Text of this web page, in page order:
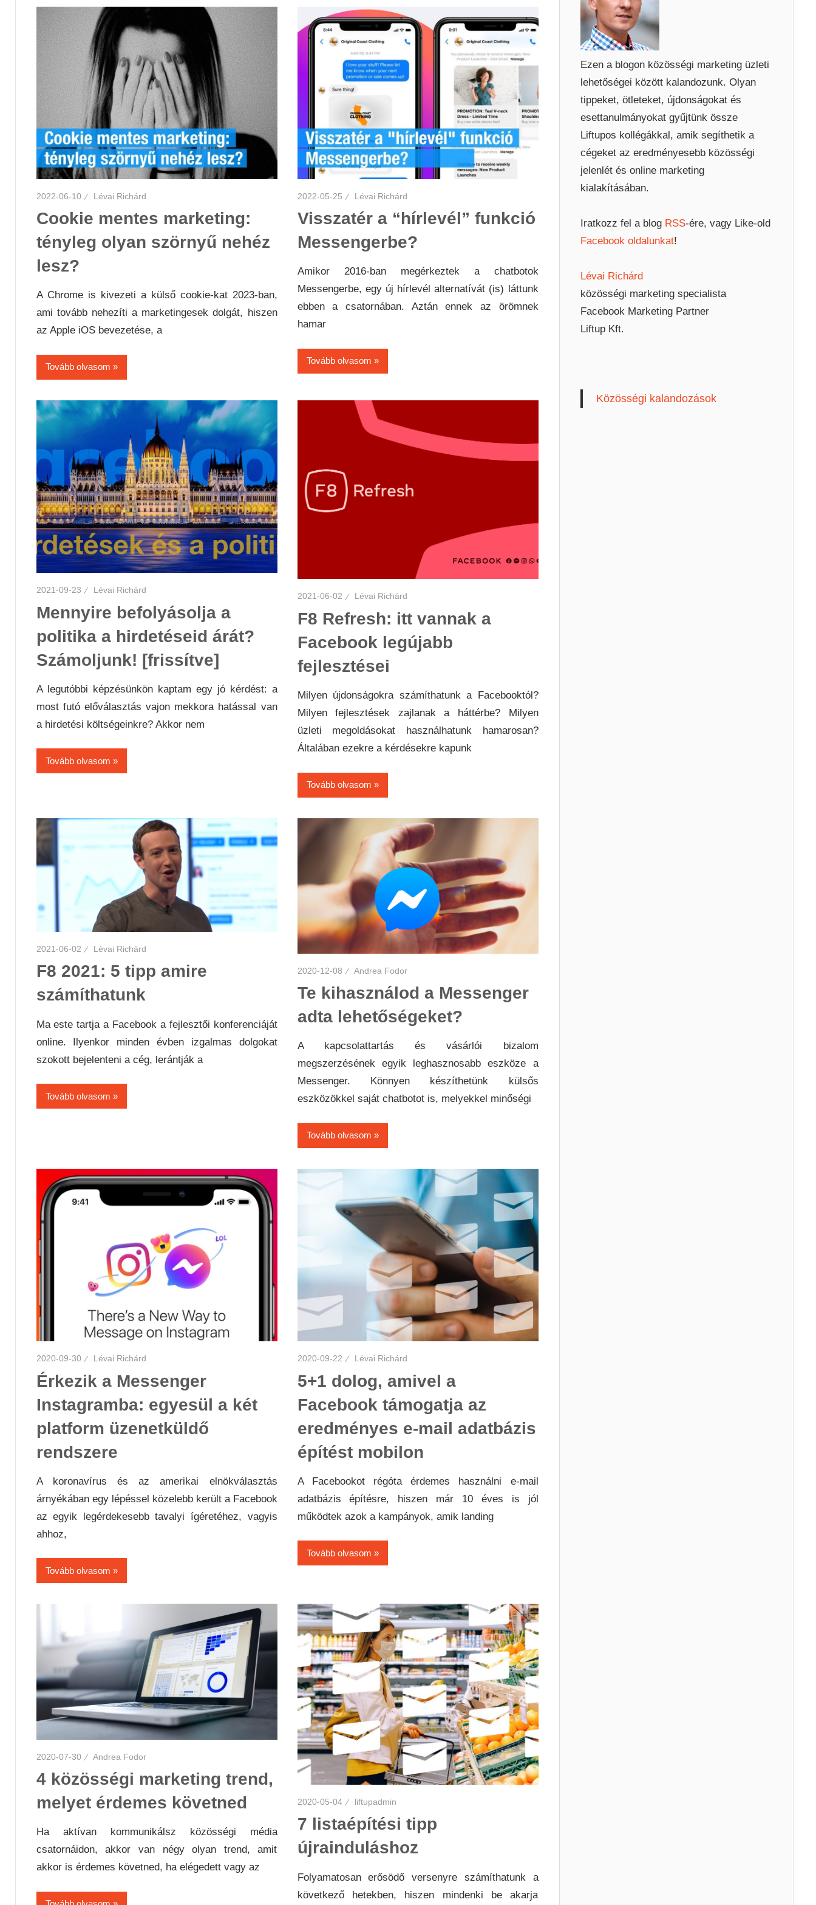
2022-06-10 Lévai Richárd
Cookie mentes marketing:
tényleg olyan szörnyű nehéz
lesz?
A Chrome is kivezeti a külső cookie-kat 2023-ban,
ami tovább nehezíti a marketingesek dolgát, hiszen
az Apple iOS bevezetése, a
Tovább olvasom
2022-05-25 Lévai Richárd
Visszatér a “hírlevél” funkció
Messengerbe?
Amikor 2016-ban megérkeztek a chatbotok
Messengerbe, egy új hírlevél alternatívát (is) láttunk
ebben a csatornában. Aztán ennek az örömnek
hamar
Tovább olvasom
2021-09-23 Lévai Richárd
Mennyire befolyásolja a
politika a hirdetéseid árát?
Számoljunk! [frissítve]
A legutóbbi képzésünkön kaptam egy jó kérdést: a
most futó előválasztás vajon mekkora hatással van
a hirdetési költségeinkre? Akkor nem
Tovább olvasom
2021-06-02 Lévai Richárd
F8 Refresh: itt vannak a
Facebook legújabb
fejlesztései
Milyen újdonságokra számíthatunk a Facebooktól?
Milyen fejlesztések zajlanak a háttérbe? Milyen
üzleti megoldásokat használhatunk hamarosan?
Általában ezekre a kérdésekre kapunk
Tovább olvasom
2021-06-02 Lévai Richárd
F8 2021: 5 tipp amire
számíthatunk
Ma este tartja a Facebook a fejlesztői konferenciáját
online. Ilyenkor minden évben izgalmas dolgokat
szokott bejelenteni a cég, lerántják a
Tovább olvasom
2020-12-08 Andrea Fodor
Te kihasználod a Messenger
adta lehetőségeket?
A kapcsolattartás és vásárlói bizalom
megszerzésének egyik leghasznosabb eszköze a
Messenger. Könnyen készíthetünk külsős
eszközökkel saját chatbotot is, melyekkel minőségi
Tovább olvasom
2020-09-30 Lévai Richárd
Érkezik a Messenger
Instagramba: egyesül a két
platform üzenetküldő
rendszere
A koronavírus és az amerikai elnökválasztás
árnyékában egy lépéssel közelebb került a Facebook
az egyik legérdekesebb tavalyi ígéretéhez, vagyis
ahhoz,
Tovább olvasom
2020-09-22 Lévai Richárd
5+1 dolog, amivel a
Facebook támogatja az
eredményes e-mail adatbázis
építést mobilon
A Facebookot régóta érdemes használni e-mail
adatbázis építésre, hiszen már 10 éves is jól
működtek azok a kampányok, amik landing
Tovább olvasom
2020-07-30 Andrea Fodor
4 közösségi marketing trend,
melyet érdemes követned
Ha aktívan kommunikálsz közösségi média
csatornáidon, akkor van négy olyan trend, amit
akkor is érdemes követned, ha elégedett vagy az
2020-05-04 liftupadmin
7 listaépítési tipp
újrainduláshoz
Folyamatosan erősödő versenyre számíthatunk a
következő hetekben, hiszen mindenki be akarja
Ezen a blogon közösségi marketing üzleti
lehetőségei között kalandozunk. Olyan
tippeket, ötleteket, újdonságokat és
esettanulmányokat gyűjtünk össze
Liftupos kollégákkal, amik segíthetik a
cégeket az eredményesebb közösségi
jelenlét és online marketing
kialakításában.
Iratkozz fel a blog RSS-ére, vagy Like-old
Facebook oldalunkat!
Lévai Richárd
közösségi marketing specialista
Facebook Marketing Partner
Liftup Kft.
Közösségi kalandozások